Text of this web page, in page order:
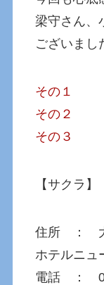
梁守さん、
ございまし
その１
その２
その３
【サクラ】
住所 ： 大
ホテルニ
電話 ：